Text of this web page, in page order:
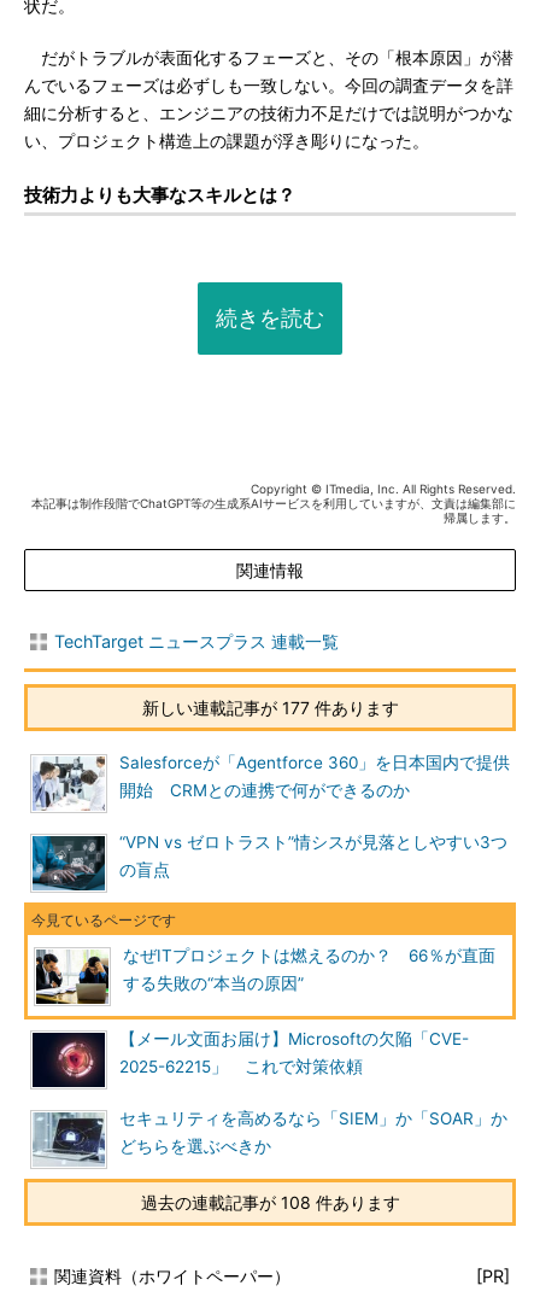
状だ。
だがトラブルが表面化するフェーズと、その「根本原因」が潜
んでいるフェーズは必ずしも一致しない。今回の調査データを詳
細に分析すると、エンジニアの技術力不足だけでは説明がつかな
い、プロジェクト構造上の課題が浮き彫りになった。
技術力よりも大事なスキルとは？
続きを読む
Copyright © ITmedia, Inc. All Rights Reserved.
本記事は制作段階でChatGPT等の生成系AIサービスを利用していますが、文責は編集部に
帰属します。
関連情報
TechTarget ニュースプラス 連載一覧
新しい連載記事が 177 件あります
Salesforceが「Agentforce 360」を日本国内で提供
開始 CRMとの連携で何ができるのか
“VPN vs ゼロトラスト”情シスが見落としやすい3つ
の盲点
なぜITプロジェクトは燃えるのか？ 66％が直面
する失敗の“本当の原因”
【メール文面お届け】Microsoftの欠陥「CVE-
2025-62215」 これで対策依頼
セキュリティを高めるなら「SIEM」か「SOAR」か
どちらを選ぶべきか
過去の連載記事が 108 件あります
関連資料（ホワイトペーパー） [PR]